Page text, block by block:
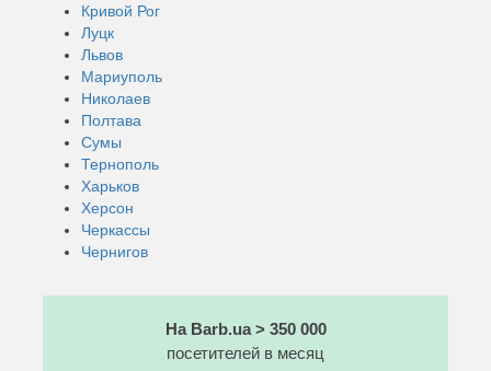
Кривой Рог
Луцк
Львов
Мариуполь
Николаев
Полтава
Сумы
Тернополь
Харьков
Херсон
Черкассы
Чернигов
На Barb.ua > 350 000
посетителей в месяц